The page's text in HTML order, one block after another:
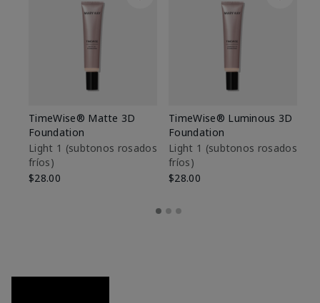
TimeWise® Matte 3D
Foundation
Light 1​ (subtonos rosados
fríos)
$28.00
TimeWise® Luminous 3D
Foundation
Light 1​ (subtonos rosados
fríos)
$28.00